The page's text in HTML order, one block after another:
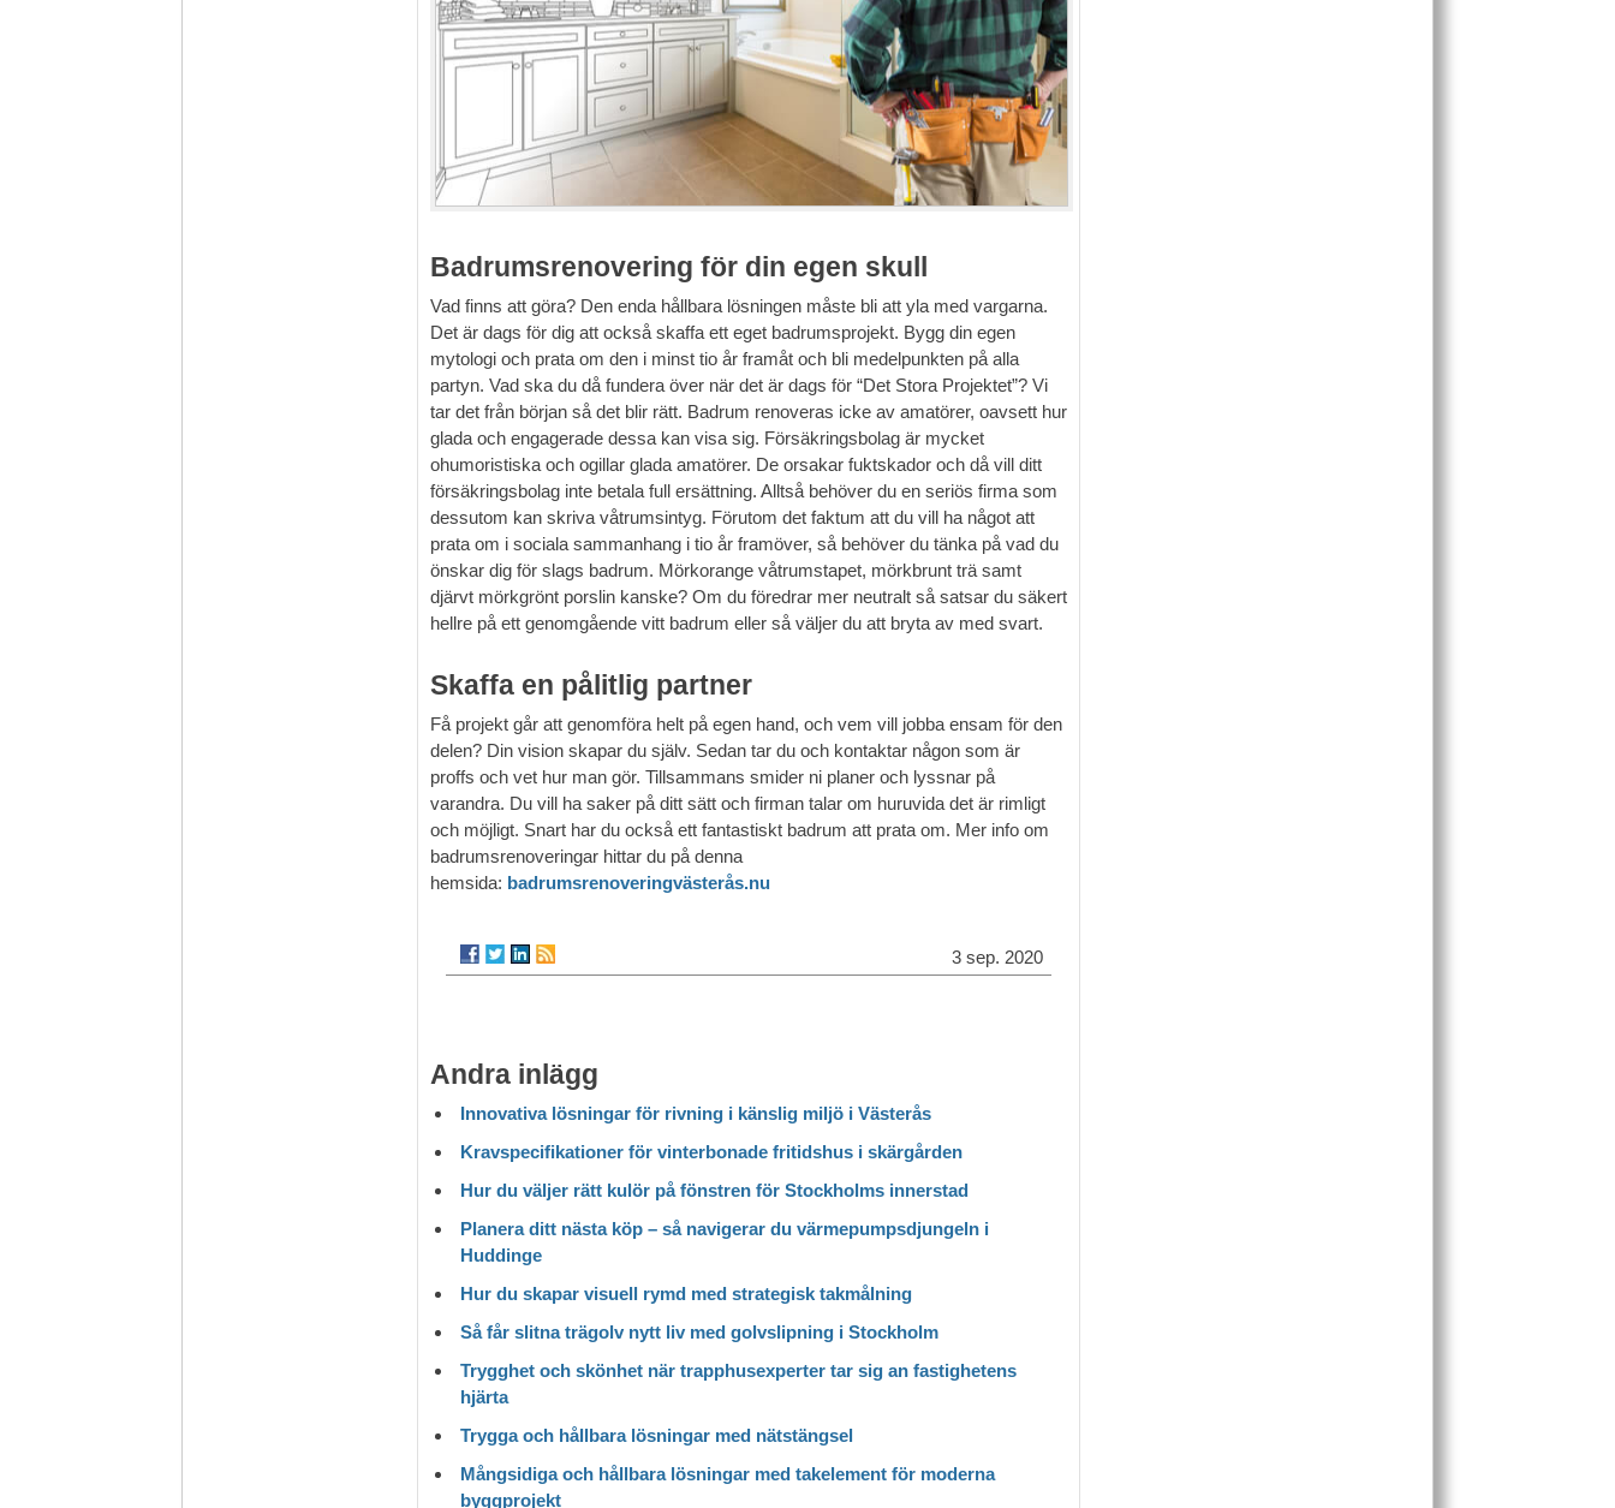
Badrumsrenovering för din egen skull
Vad finns att göra? Den enda hållbara lösningen måste bli att yla med vargarna.
Det är dags för dig att också skaffa ett eget badrumsprojekt. Bygg din egen
mytologi och prata om den i minst tio år framåt och bli medelpunkten på alla
partyn. Vad ska du då fundera över när det är dags för “Det Stora Projektet”? Vi
tar det från början så det blir rätt. Badrum renoveras icke av amatörer, oavsett hur
glada och engagerade dessa kan visa sig. Försäkringsbolag är mycket
ohumoristiska och ogillar glada amatörer. De orsakar fuktskador och då vill ditt
försäkringsbolag inte betala full ersättning. Alltså behöver du en seriös firma som
dessutom kan skriva våtrumsintyg. Förutom det faktum att du vill ha något att
prata om i sociala sammanhang i tio år framöver, så behöver du tänka på vad du
önskar dig för slags badrum. Mörkorange våtrumstapet, mörkbrunt trä samt
djärvt mörkgrönt porslin kanske? Om du föredrar mer neutralt så satsar du säkert
hellre på ett genomgående vitt badrum eller så väljer du att bryta av med svart.
Skaffa en pålitlig partner
Få projekt går att genomföra helt på egen hand, och vem vill jobba ensam för den
delen? Din vision skapar du själv. Sedan tar du och kontaktar någon som är
proffs och vet hur man gör. Tillsammans smider ni planer och lyssnar på
varandra. Du vill ha saker på ditt sätt och firman talar om huruvida det är rimligt
och möjligt. Snart har du också ett fantastiskt badrum att prata om. Mer info om
badrumsrenoveringar hittar du på denna
hemsida: badrumsrenoveringvästerås.nu
3 sep. 2020
Andra inlägg
Innovativa lösningar för rivning i känslig miljö i Västerås
Kravspecifikationer för vinterbonade fritidshus i skärgården
Hur du väljer rätt kulör på fönstren för Stockholms innerstad
Planera ditt nästa köp – så navigerar du värmepumpsdjungeln i
Huddinge
Hur du skapar visuell rymd med strategisk takmålning
Så får slitna trägolv nytt liv med golvslipning i Stockholm
Trygghet och skönhet när trapphusexperter tar sig an fastighetens
hjärta
Trygga och hållbara lösningar med nätstängsel
Mångsidiga och hållbara lösningar med takelement för moderna
byggprojekt